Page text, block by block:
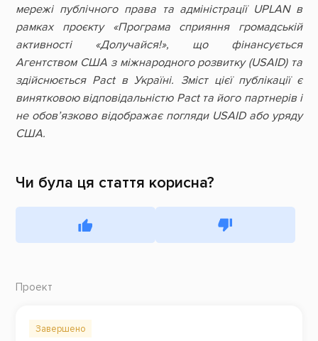
мережі публічного права та адміністрації UPLAN в
рамках проєкту «Програма сприяння громадській
активності «Долучайся!», що фінансується
Агентством США з міжнародного розвитку (USAID) та
здійснюється Pact в Україні. Зміст цієї публікації є
винятковою відповідальністю Pact та його партнерів і
не обов’язково відображає погляди USAID або уряду
США.
Чи була ця стаття корисна?
Проект
Завершено